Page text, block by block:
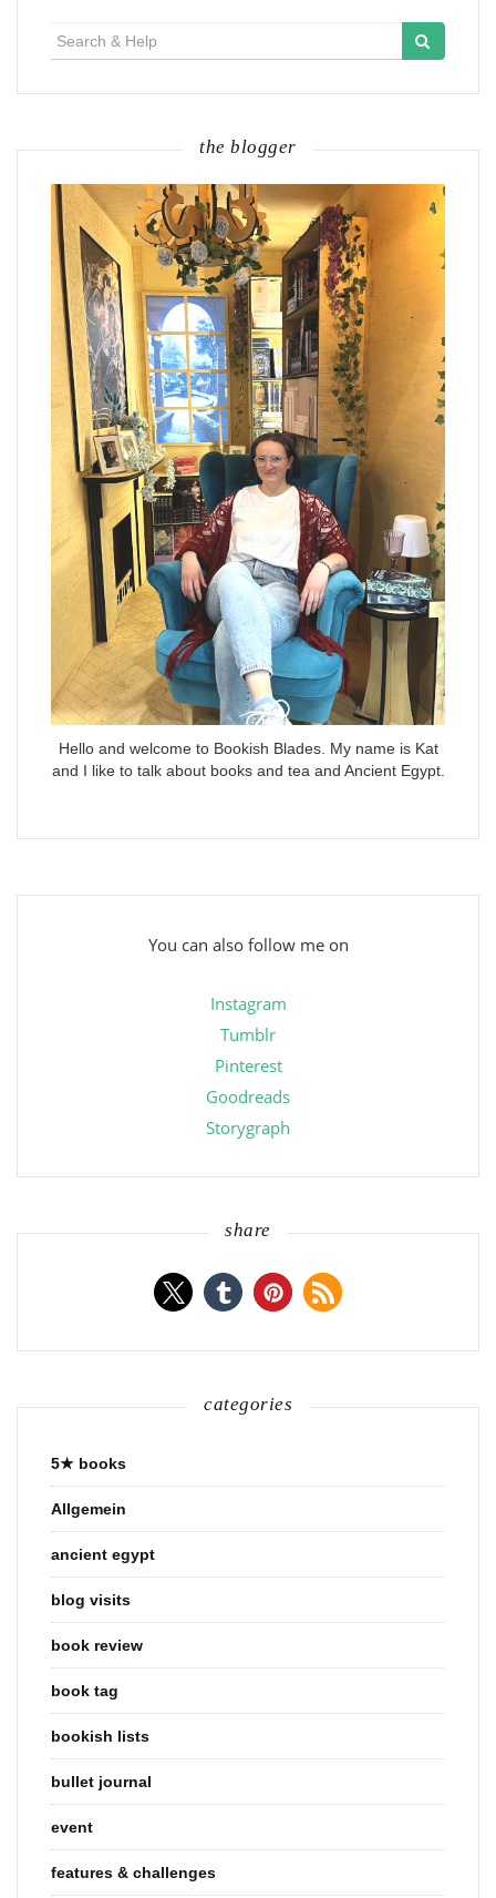
navigation
for:
the blogger
Hello and welcome to Bookish Blades. My name is Kat
and I like to talk about books and tea and Ancient Egypt.
You can also follow me on
Instagram
Tumblr
Pinterest
Goodreads
Storygraph
share
categories
5★ books
Allgemein
ancient egypt
blog visits
book review
book tag
bookish lists
bullet journal
event
features & challenges